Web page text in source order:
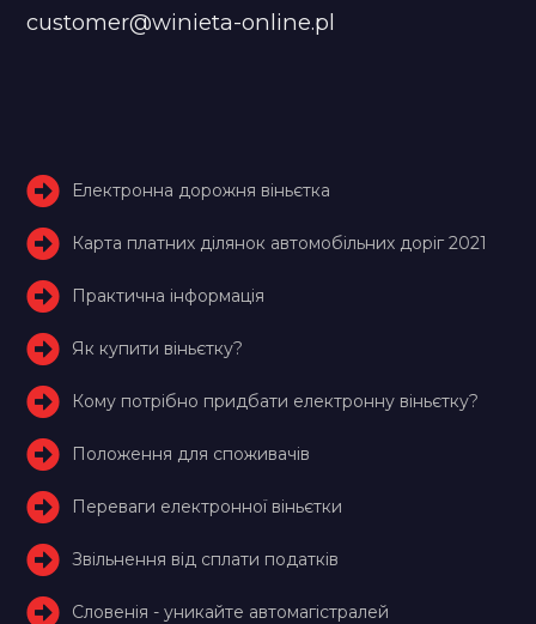
customer@winieta-online.pl
Електронна дорожня віньєтка
Карта платних ділянок автомобільних доріг 2021
Практична інформація
Як купити віньєтку?
Кому потрібно придбати електронну віньєтку?
Положення для споживачів
Переваги електронної віньєтки
Звільнення від сплати податків
Словенія - уникайте автомагістралей